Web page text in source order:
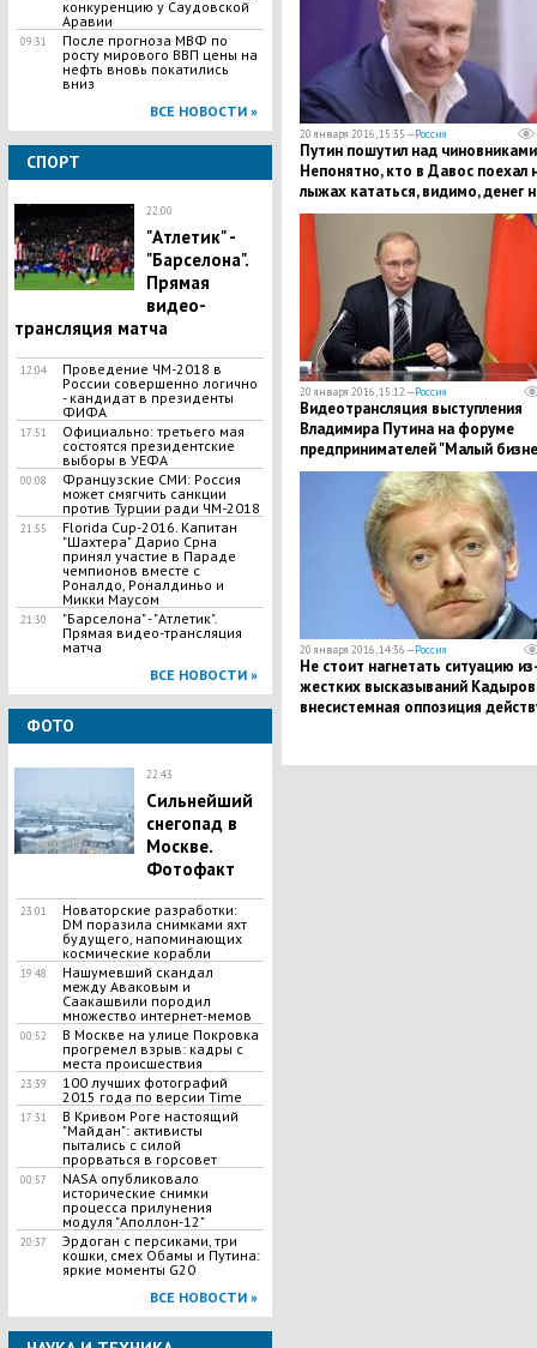
конкуренцию у Саудовской
Аравии
09:31
После прогноза МВФ по
росту мирового ВВП цены на
нефть вновь покатились
вниз
ВСЕ НОВОСТИ »
СПОРТ
22:00
"Атлетик" -
"Барселона".
Прямая
видео-
трансляция матча
12:04
Проведение ЧМ-2018 в
России совершенно логично
- кандидат в президенты
ФИФА
17:51
Официально: третьего мая
состоятся президентские
выборы в УЕФА
00:08
Французские СМИ: Россия
может смягчить санкции
против Турции ради ЧМ-2018
21:55
Florida Cup-2016. Капитан
"Шахтера" Дарио Срна
принял участие в Параде
чемпионов вместе с
Роналдо, Роналдиньо и
Микки Маусом
21:30
"Барселона" - "Атлетик".
Прямая видео-трансляция
матча
ВСЕ НОВОСТИ »
ФОТО
22:43
Сильнейший
снегопад в
Москве.
Фотофакт
23:01
Новаторские разработки:
DM поразила снимками яхт
будущего, напоминающих
космические корабли
19:48
Нашумевший скандал
между Аваковым и
Саакашвили породил
множество интернет-мемов
00:52
В Москве на улице Покровка
прогремел взрыв: кадры с
места происшествия
23:39
100 лучших фотографий
2015 года по версии Time
17:31
В Кривом Роге настоящий
"Майдан": активисты
пытались с силой
прорваться в горсовет
00:57
NASA опубликовало
исторические снимки
процесса прилунения
модуля "Аполлон-12"
20:37
Эрдоган с персиками, три
кошки, смех Обамы и Путина:
яркие моменты G20
ВСЕ НОВОСТИ »
20 января 2016, 15:35 —Россия
Путин пошутил над
Непонятно, кто в Давос поехал
лыжах кататься, видимо, денег
хватает
20 января 2016, 15:12 —Россия
Видеотрансляция выступления
Владимира Путина на форуме
предпринимателей "Малый
национальная идея?"
20 января 2016, 14:36 —Россия
Не стоит нагнетать ситуацию
жестких высказываний
внесистемная оппозиция